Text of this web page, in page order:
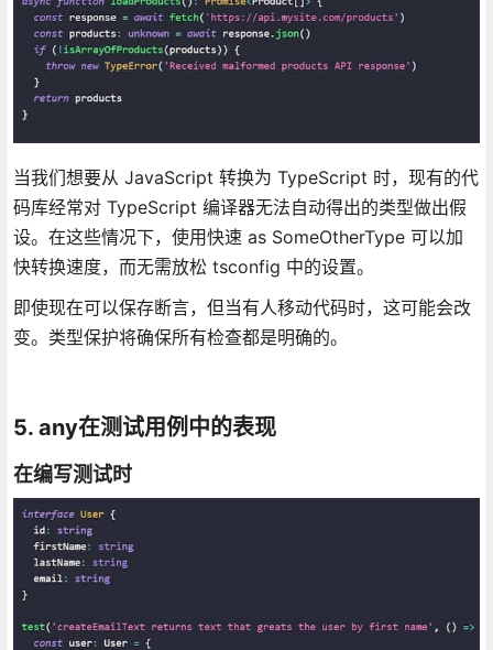
当我们想要从 JavaScript 转换为 TypeScript 时，现有的代
码库经常对 TypeScript 编译器无法自动得出的类型做出假
设。在这些情况下，使用快速 as SomeOtherType 可以加
快转换速度，而无需放松 tsconfig 中的设置。
即使现在可以保存断言，但当有人移动代码时，这可能会改
变。类型保护将确保所有检查都是明确的。
5. any在测试用例中的表现
在编写测试时